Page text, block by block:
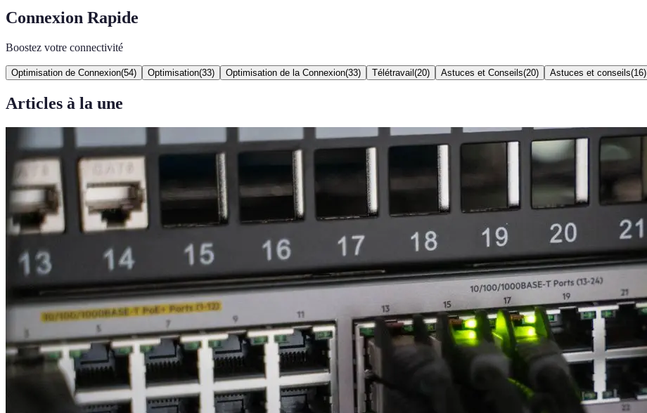
Connexion Rapide
Boostez votre connectivité
Optimisation de Connexion(54) Optimisation(33) Optimisation de la Connexion(33) Télétravail (20) Astuces et Conseils(20) Astuces et conseils(16)
Articles à la une